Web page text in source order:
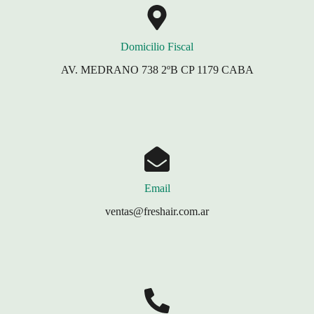
Domicilio Fiscal
AV. MEDRANO 738 2ºB CP 1179 CABA
Email
ventas@freshair.com.ar